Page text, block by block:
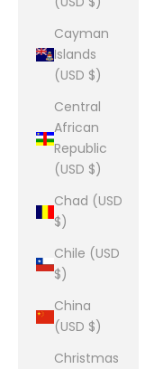
Cayman
Islands
(USD $)
Central
African
Republic
(USD $)
Chad (USD
$)
Chile (USD
$)
China
(USD $)
Christmas